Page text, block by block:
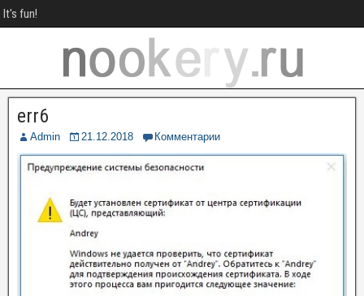
It's fun!
err6
Admin 21.12.2018 Комментарии